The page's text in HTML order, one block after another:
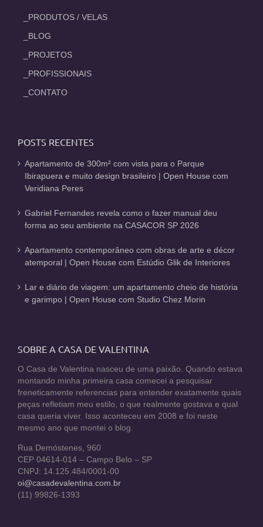
_PRODUTOS / VELAS
_BLOG
_PROJETOS
_PROFISSIONAIS
_CONTATO
POSTS RECENTES
Apartamento de 300m² com vista para o Parque
Ibirapuera e muito design brasileiro | Open House com
Veridiana Peres
Gabriel Fernandes revela como o fazer manual deu
forma ao seu ambiente na CASACOR SP 2026
Apartamento contemporâneo com obras de arte e décor
atemporal | Open House com Estúdio Glik de Interiores
Lar e diário de viagem: um apartamento cheio de história
e garimpo | Open House com Studio Chez Morin
SOBRE A CASA DE VALENTINA
O Casa de Valentina nasceu de uma paixão. Quando estava
montando minha primeira casa comecei a pesquisar
freneticamente referencias para entender exatamente quais
peças refletiam meu estilo, o que realmente gostava e qual
casa queria viver. Isso aconteceu em 2008 e foi neste
mesmo ano que montei o blog.
Rua Demóstenes, 960
CEP 04614-014 – Campo Belo – SP
CNPJ: 14.125.484/0001-00
oi@casadevalentina.com.br
(11) 99826-1393